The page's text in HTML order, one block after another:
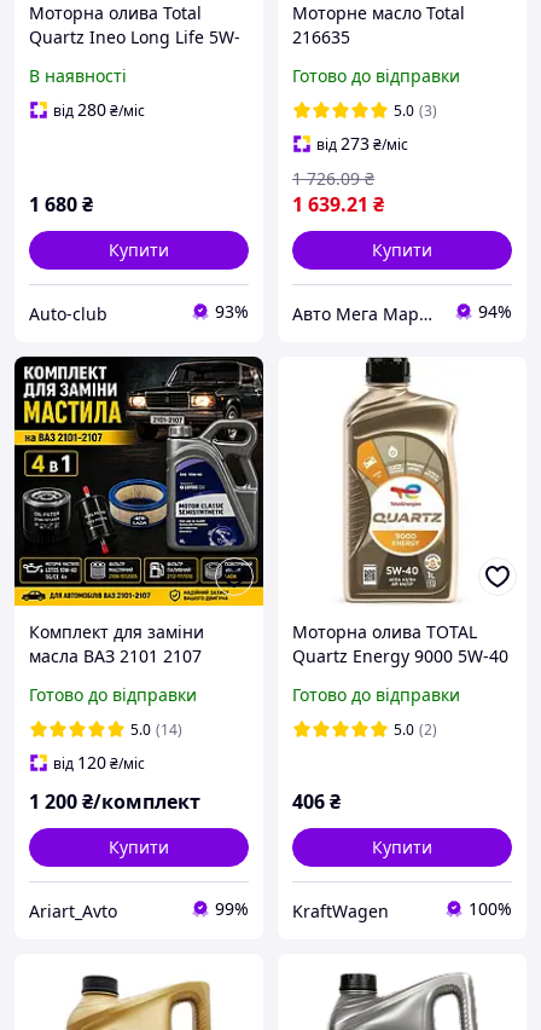
Моторна олива Total
Quartz Ineo Long Life 5W-
В наявності
від280₴/міс
1 680₴
Купити
Auto-club 93%
Моторне масло Total
216635
Готово до відправки
5.0 (3)
від273₴/міс
1 639.21 ₴
1 726.09 ₴
Купити
Авто Мега Маркет 94%
Комплект для заміни
масла ВАЗ 2101 2107
Classic 10W-40 4л + 3
фільтри)
Готово до відправки
5.0 (14)
від 120₴/міс
1 200₴/комплект
Купити
Ariart_Avto 99%
Моторна олива TOTAL
Quartz Energy 9000 5W-40
Готово до відправки
5.0 (2)
406₴
Купити
KraftWagen 100%